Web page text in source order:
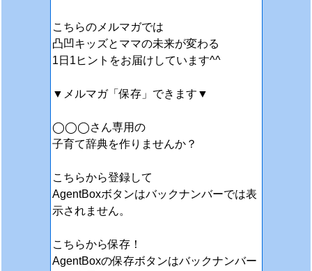
こちらのメルマガでは
凸凹キッズとママの未来が変わる
1日1ヒントをお届けしています^^
▼メルマガ「保存」できます▼
◯◯◯さん専用の
子育て辞典を作りませんか？
こちらから登録して
AgentBoxボタンはバックナンバーでは表
示されません。
こちらから保存！
AgentBoxの保存ボタンはバックナンバー